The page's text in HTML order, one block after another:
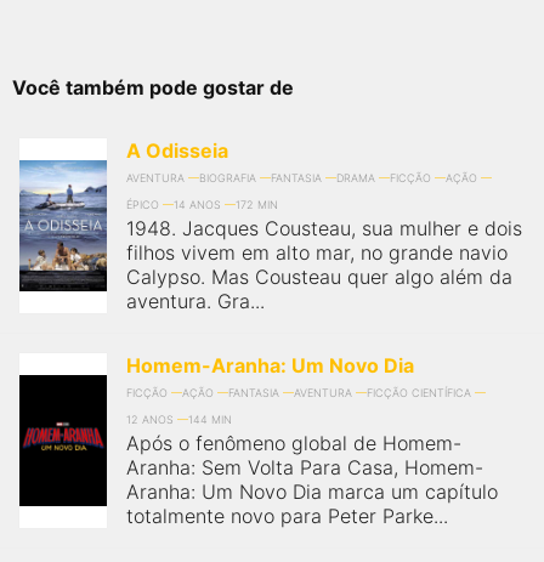
Você também pode gostar de
A Odisseia
AVENTURA BIOGRAFIA FANTASIA DRAMA FICÇÃO
AÇÃO
ÉPICO
14 ANOS 172 MIN
1948. Jacques Cousteau, sua mulher e dois
filhos vivem em alto mar, no grande navio
Calypso. Mas Cousteau quer algo além da
aventura. Gra...
Homem-Aranha: Um Novo Dia
FICÇÃO AÇÃO FANTASIA AVENTURA
FICÇÃO CIENTÍFICA
12 ANOS
144 MIN
Após o fenômeno global de Homem-
Aranha: Sem Volta Para Casa, Homem-
Aranha: Um Novo Dia marca um capítulo
totalmente novo para Peter Parke...